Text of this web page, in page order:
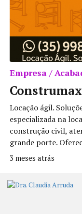
Empresa /
Locação ágil.
especializada na
construção civil,
grande porte.
3 meses atrás